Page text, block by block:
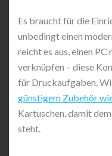
Es braucht für die
unbedingt einen
reicht es aus, einen
verknüpfen – diese
für Druckaufgaben.
günstigem Zubehör
Kartuschen, damit
steht.